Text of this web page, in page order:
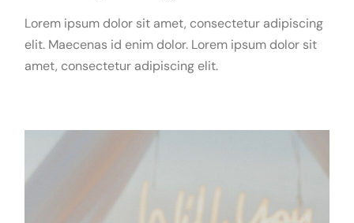
Lorem ipsum dolor sit amet, consectetur adipiscing
elit. Maecenas id enim dolor. Lorem ipsum dolor sit
amet, consectetur adipiscing elit.